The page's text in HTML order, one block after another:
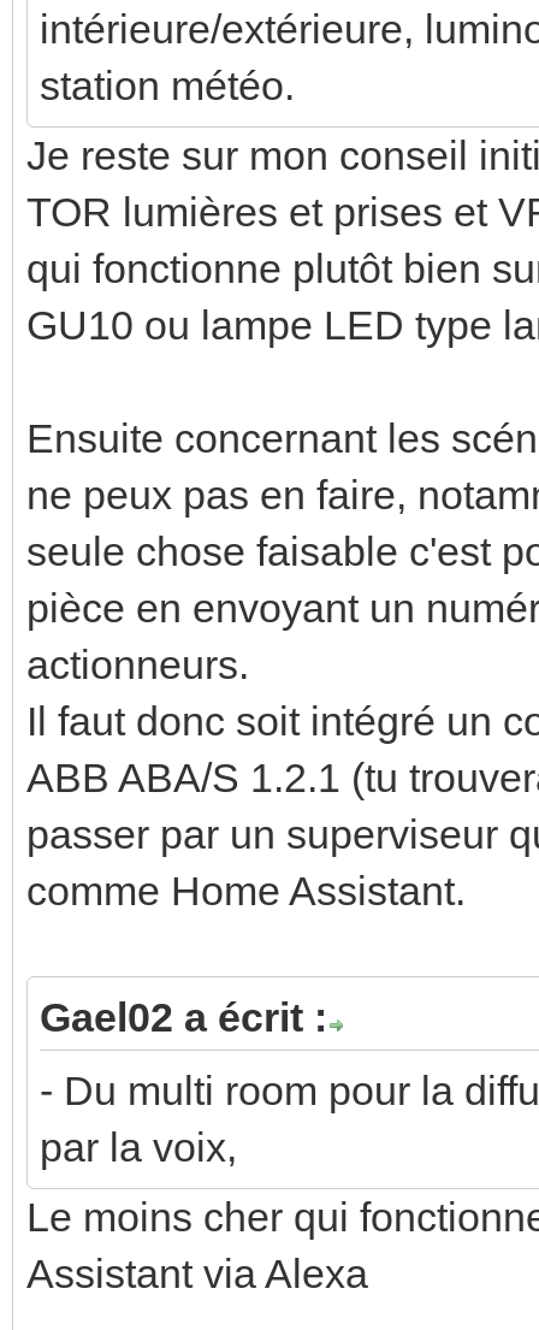
intérieure/extérieure,
station météo.
Je reste sur mon conseil
TOR lumières et prises et
qui fonctionne plutôt bien
GU10 ou lampe LED type
Ensuite concernant les
ne peux pas en faire,
seule chose faisable c'est
pièce en envoyant un
actionneurs.
Il faut donc soit intégré un
ABB ABA/S 1.2.1 (tu
passer par un superviseur
comme Home Assistant.
Gael02 a écrit :
- Du multi room pour la
par la voix,
Le moins cher qui
Assistant via Alexa